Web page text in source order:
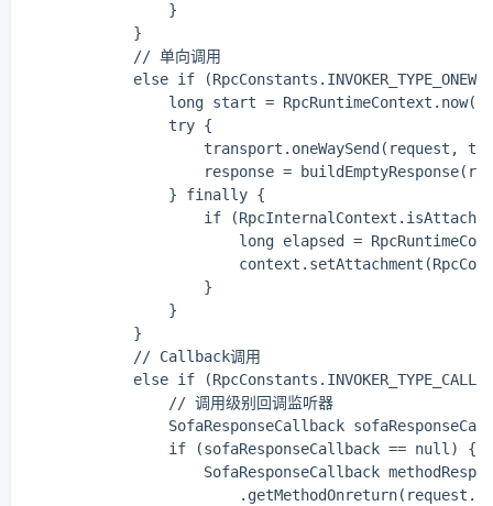
                }
            }
            // 单向调用
else if
                long start = RpcRuntimeContext.now();
                try {
transport.oneWaySend(request,
response =
                } finally {
if
long elapsed =
                    }
                }
            }
            // Callback调用
else if
                // 调用级别回调监听器
SofaResponseCallback
                if (sofaResponseCallback == null) {
SofaResponseCallback